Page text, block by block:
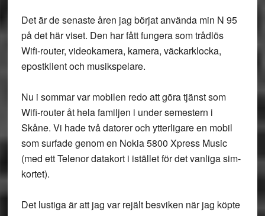
Det är de senaste åren jag börjat använda min N 95
på det här viset. Den har fått fungera som trådlös
Wifi-router, videokamera, kamera, väckarklocka,
epostklient och musikspelare.
Nu i sommar var mobilen redo att göra tjänst som
Wifi-router åt hela familjen i under semestern i
Skåne. Vi hade två datorer och ytterligare en mobil
som surfade genom en Nokia 5800 Xpress Music
(med ett Telenor datakort i istället för det vanliga sim-
kortet).
Det lustiga är att jag var rejält besviken när jag köpte